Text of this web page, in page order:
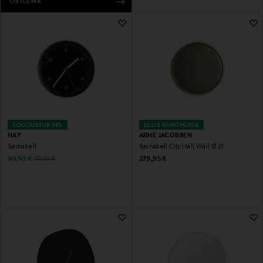
OSTLEMA
SOODUSTUS 31%
HAY
Seinakell
Discounted Price
90,30 € Original Price
131,00 €
EELIS KUPONGIGA
ARNE JACOBSEN
Seinakell City Hall Wall Ø 21
Original Price
279,95 €